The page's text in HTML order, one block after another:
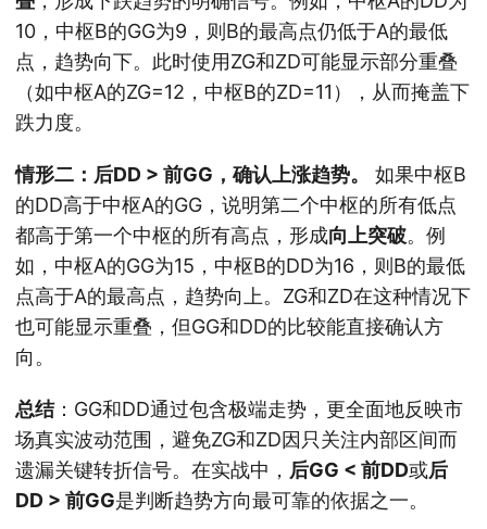
10，中枢B的GG为9，则B的最高点仍低于A的最低
点，趋势向下。此时使用ZG和ZD可能显示部分重叠
（如中枢A的ZG=12，中枢B的ZD=11），从而掩盖下
跌力度。
情形二：后DD > 前GG，确认上涨趋势。
如果中枢B
的DD高于中枢A的GG，说明第二个中枢的所有低点
都高于第一个中枢的所有高点，形成向上突破。例
如，中枢A的GG为15，中枢B的DD为16，则B的最低
点高于A的最高点，趋势向上。ZG和ZD在这种情况下
也可能显示重叠，但GG和DD的比较能直接确认方
向。
总结：GG和DD通过包含极端走势，更全面地反映市
场真实波动范围，避免ZG和ZD因只关注内部区间而
遗漏关键转折信号。在实战中， 后GG < 前DD或后
DD > 前GG是判断趋势方向最可靠的依据之一。